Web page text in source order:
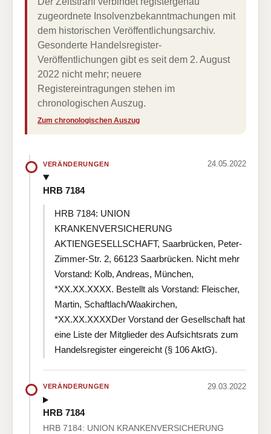
zugeordnete Insolvenzbekanntmachungen mit
dem historischen Veröffentlichungsarchiv.
Gesonderte Handelsregister-
Veröffentlichungen gibt es seit dem 2. August
2022 nicht mehr; neuere
Registereintragungen stehen im
chronologischen Auszug.
Zum chronologischen Auszug
VERÄNDERUNGEN 24.05.2022
HRB 7184
HRB 7184: UNION
KRANKENVERSICHERUNG
AKTIENGESELLSCHAFT, Saarbrücken, Peter-
Zimmer-Str. 2, 66123 Saarbrücken. Nicht mehr
Vorstand: Kolb, Andreas, München,
*XX.XX.XXXX. Bestellt als Vorstand: Fleischer,
Martin, Schaftlach/Waakirchen,
*XX.XX.XXXXDer Vorstand der Gesellschaft hat
eine Liste der Mitglieder des Aufsichtsrats zum
Handelsregister eingereicht (§ 106 AktG).
VERÄNDERUNGEN 29.03.2022
HRB 7184
HRB 7184: UNION KRANKENVERSICHERUNG